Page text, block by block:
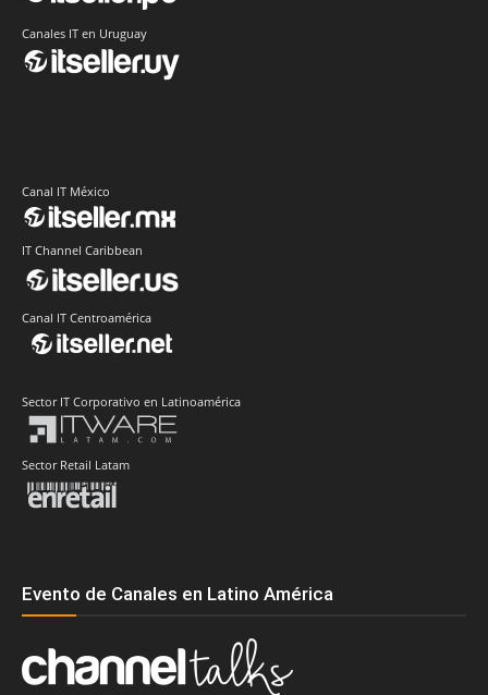
Canales IT en Uruguay
Canal IT México
IT Channel Caribbean
Canal IT Centroamérica
Sector IT Corporativo en Latinoamérica
Sector Retail Latam
Evento de Canales en Latino América